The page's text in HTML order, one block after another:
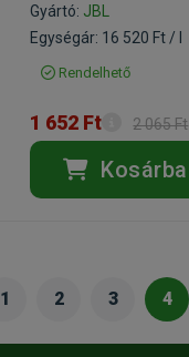
Gyártó: JBL
Egységár: 16 520 Ft / l
Rendelhető
1 652 Ft 2 065 Ft
Kosárba
1 2 3 4